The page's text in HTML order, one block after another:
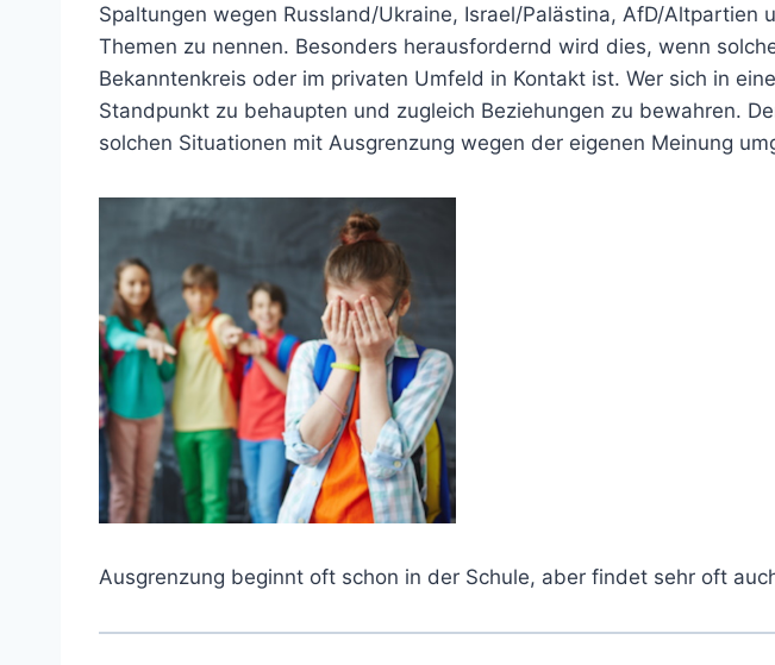
Spaltungen wegen Russland/Ukraine, Israel/Palästina, AfD/Altpartien
Themen zu nennen. Besonders herausfordernd wird dies, wenn
Bekanntenkreis oder im privaten Umfeld in Kontakt ist. Wer sich in
Standpunkt zu behaupten und zugleich Beziehungen zu bewahren.
solchen Situationen mit Ausgrenzung wegen der eigenen Meinung
Ausgrenzung beginnt oft schon in der Schule, aber findet sehr oft